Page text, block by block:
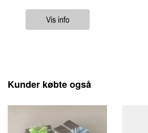
Kunder købte også